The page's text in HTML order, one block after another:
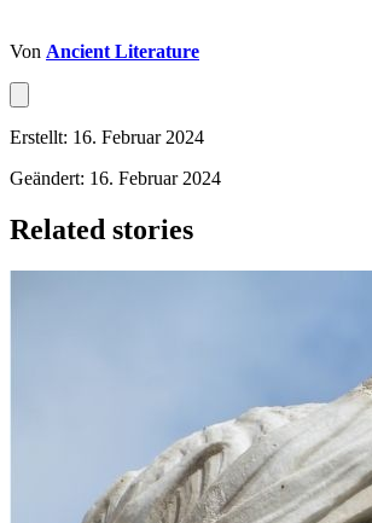
Von Ancient Literature
Erstellt: 16. Februar 2024
Geändert: 16. Februar 2024
Related stories